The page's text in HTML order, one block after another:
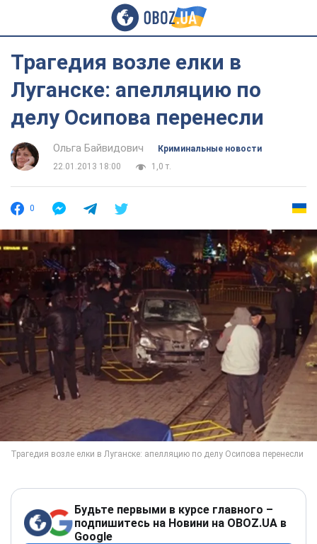
Трагедия возле елки в
Луганске: апелляцию по
делу Осипова перенесли
Ольга Байвидович
Криминальные новости
22.01.2013 18:00
1,0 т.
0
Будьте первыми в курсе главного –
подпишитесь на Новини на OBOZ.UA в
Google